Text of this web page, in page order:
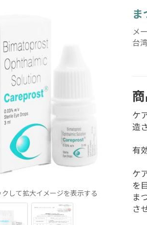
友だち大募集！限定ク
して拡大イメージを表示する
メ
台
ケ
造
有
ケ
を
ま
さ